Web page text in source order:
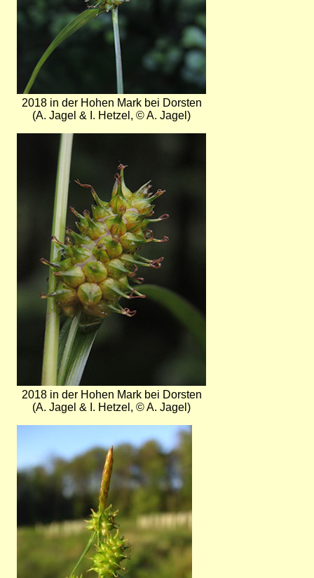
2018 in der Hohen Mark bei Dorsten
(A. Jagel & I. Hetzel, © A. Jagel)
2018 in der Hohen Mark bei Dorsten
(A. Jagel & I. Hetzel, © A. Jagel)